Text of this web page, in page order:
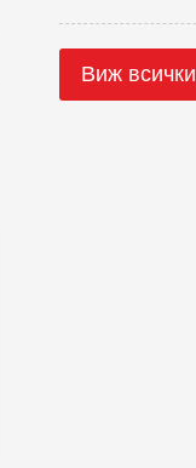
Виж всички